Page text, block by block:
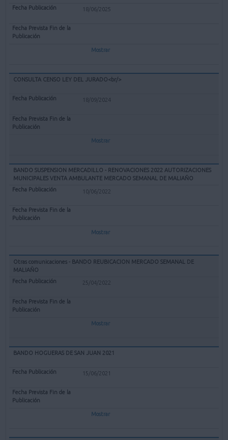
18/06/2025
Mostrar
CONSULTA CENSO LEY DEL JURADO<br/>
18/09/2024
Mostrar
BANDO SUSPENSION MERCADILLO - RENOVACIONES 2022 AUTORIZACIONES
MUNICIPALES VENTA AMBULANTE MERCADO SEMANAL DE MALIAÑO
10/06/2022
Mostrar
Otras comunicaciones - BANDO REUBICACION MERCADO SEMANAL DE
MALIAÑO
25/04/2022
Mostrar
BANDO HOGUERAS DE SAN JUAN 2021
15/06/2021
Mostrar